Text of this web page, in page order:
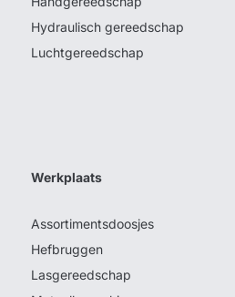
Hydraulisch gereedschap
Luchtgereedschap
Werkplaats
Assortimentsdoosjes
Hefbruggen
Lasgereedschap